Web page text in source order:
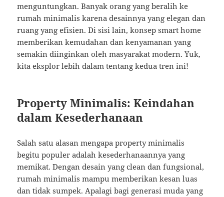
menguntungkan. Banyak orang yang beralih ke
rumah minimalis karena desainnya yang elegan dan
ruang yang efisien. Di sisi lain, konsep smart home
memberikan kemudahan dan kenyamanan yang
semakin diinginkan oleh masyarakat modern. Yuk,
kita eksplor lebih dalam tentang kedua tren ini!
Property Minimalis: Keindahan
dalam Kesederhanaan
Salah satu alasan mengapa property minimalis
begitu populer adalah kesederhanaannya yang
memikat. Dengan desain yang clean dan fungsional,
rumah minimalis mampu memberikan kesan luas
dan tidak sumpek. Apalagi bagi generasi muda yang